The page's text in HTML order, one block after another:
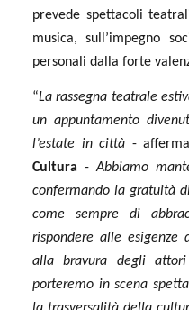
prevede spettacoli
musica, sull’impegno
personali dalla forte
“La rassegna teatrale
un appuntamento
l’estate in città - afferma
Cultura -Abbiamo
confermando la gratuità
come sempre di
rispondere alle esigenze
alla bravura degli
porteremo in scena